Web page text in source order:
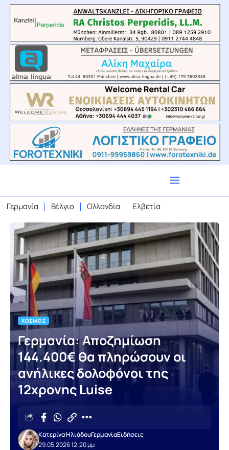
Γερμανία Βέλγιο Ολλανδία Ελβετία
ΚΌΣΜΟΣ
Γερμανία: Αποζημίωση
144.400€ θα πληρώσουν οι
ανήλικες δολοφόνοι της
12χρονης Luise
29.05.2026 12:20 μμ
Κατερίνα ΗλιάδουΓερμανίαΕιδήσεις